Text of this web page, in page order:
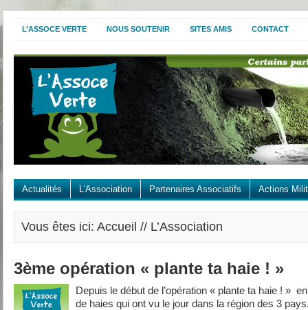
L’ASSOCE VERTE NOUS SOUTENIR SITES AMIS CONTACT
Actualités L'Association Partenaires Associatifs Actions
Vous êtes ici: Accueil // L’Association
3ème opération « plante ta haie ! »
Depuis le début de l’opération « plante ta haie ! »
de haies qui ont vu le jour dans la région des 3